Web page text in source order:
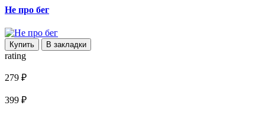
Не про бег
Купить В закладки
rating
279 ₽
399 ₽